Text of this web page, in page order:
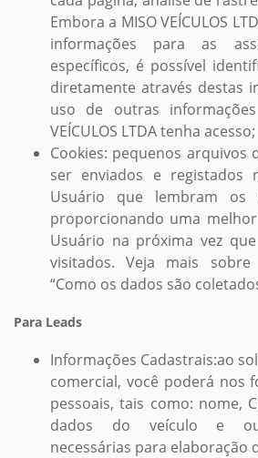
Embora a MISO VEÍCULOS
informações para as
específicos, é possível
diretamente através destas
uso de outras
VEÍCULOS LTDA tenha acesso;
Cookies: pequenos arquivos
ser enviados e registados
Usuário que lembram os
proporcionando uma
Usuário na próxima vez
visitados. Veja mais
“Como os dados são
Para Leads
Informações Cadastrais:ao
comercial, você poderá nos
pessoais, tais como: nome,
dados do veículo e
necessárias para elaboração